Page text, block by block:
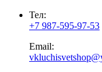
Тел:
+7 987-595-97-53
Email: